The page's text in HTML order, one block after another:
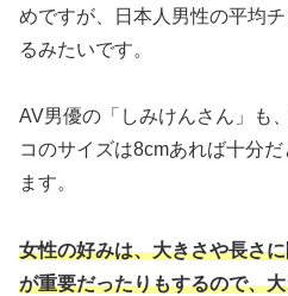
めですが、日本人男性の平均
るみたいです。
AV男優の「しみけんさん」も
コのサイズは8cmあれば十分
ます。
女性の好みは、大きさや長さ
が重要だったりもするので、